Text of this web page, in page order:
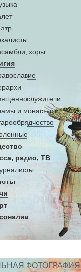
хоры
и монастыри
радио, ТВ
ФОТОГРАФИЯ